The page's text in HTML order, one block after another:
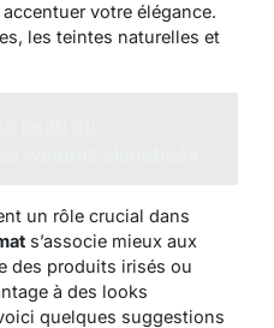
votre élégance.
les teintes naturelles et
un rôle crucial dans
s’associe mieux aux
des produits irisés ou
à des looks
quelques suggestions